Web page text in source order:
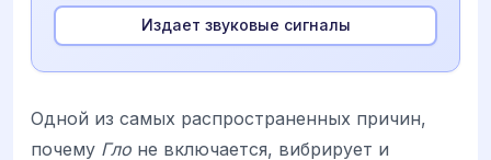
Издает звуковые сигналы
Одной из самых распространенных причин,
почему Гло не включается, вибрирует и